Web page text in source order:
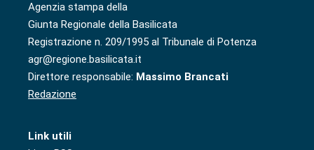
Agenzia stampa della
Giunta Regionale della Basilicata
Registrazione n. 209/1995 al Tribunale di Potenza
agr@regione.basilicata.it
Direttore responsabile: Massimo Brancati
Redazione
Link utili